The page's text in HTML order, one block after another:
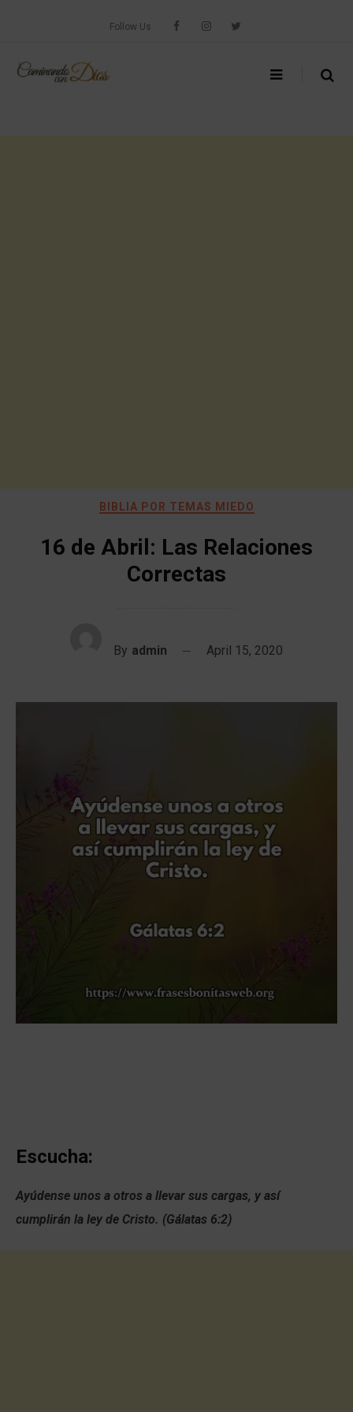
Follow Us
BIBLIA POR TEMAS MIEDO
16 de Abril: Las Relaciones
Correctas
By admin April 15, 2020
Escucha:
Ayúdense unos a otros a llevar sus cargas, y así
cumplirán la ley de Cristo. (Gálatas 6:2)